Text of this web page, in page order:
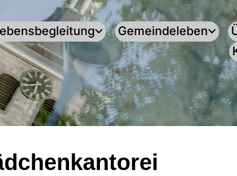
Gemeindeleben